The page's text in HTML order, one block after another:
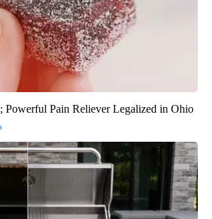
Powerful Pain Reliever Legalized in Ohio